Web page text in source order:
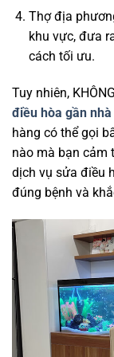
Thợ địa
khu vực, đưa
cách tối ưu.
Tuy nhiên,
điều hòa gần nhà
hàng có thể gọi
nào mà bạn cảm
dịch vụ sửa điều
đúng bệnh và